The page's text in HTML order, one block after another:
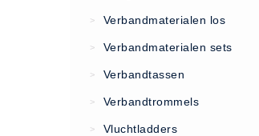
AED apparaten (11)
AED batterijen (12)
AED binnen - buiten kasten (11)
AED elektroden (18)
AED tassen (14)
> Verbandmaterialen los
> Verbandmaterialen sets
> Verbandtassen
> Verbandtrommels
> Vluchtladders